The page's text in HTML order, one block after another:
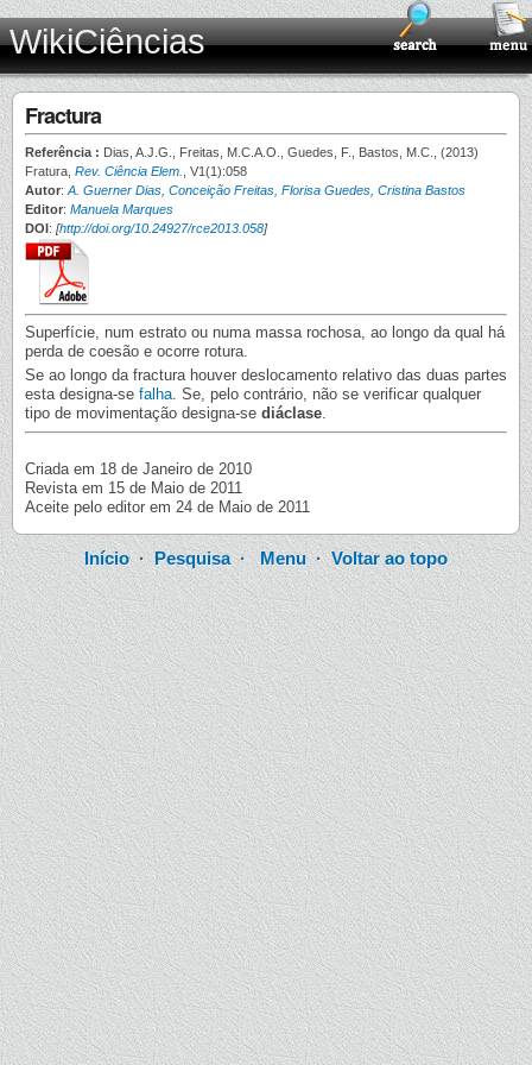
WikiCiências
Fractura
Referência : Dias, A.J.G., Freitas, M.C.A.O., Guedes, F., Bastos, M.C., (2013)
Fratura, Rev. Ciência Elem.
, V1(1):058
Autor: A. Guerner Dias, Conceição Freitas, Florisa Guedes, Cristina Bastos
Editor: Manuela Marques
DOI: [http://doi.org/10.24927/rce2013.058]
Superfície, num estrato ou numa massa rochosa, ao longo da qual há
perda de coesão e ocorre rotura.
Se ao longo da fractura houver deslocamento relativo das duas partes
esta designa-se falha. Se, pelo contrário, não se verificar qualquer
tipo de movimentação designa-se diáclase.
Criada em 18 de Janeiro de 2010
Revista em 15 de Maio de 2011
Aceite pelo editor em 24 de Maio de 2011
Início·Pesquisa·Menu·Voltar ao topo